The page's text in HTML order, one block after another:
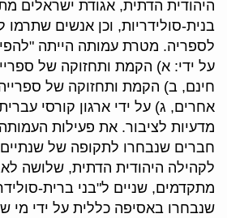
היהודית הדתית, אגודת ישראלים
לספריה. מטרת עמותה הייתה
על ידי: א) הקמת ותחזוקה של
חינם, ב) הקמת ותחזוקה של
אחרים, ג) על ידי ארגון קורסי
חברים שנבחרו לתקופה של
לקהילה היהודית הדתית, שלושה